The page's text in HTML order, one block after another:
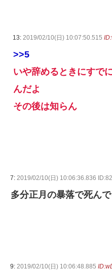
13: 2019/02/10(日) 10:07:50.515
>>5
いや辞めるときにすで
んだよ
その後は知らん
7: 2019/02/10(日) 10:06:36.836
多分正月の暴落で死ん
9: 2019/02/10(日) 10:06:48.885